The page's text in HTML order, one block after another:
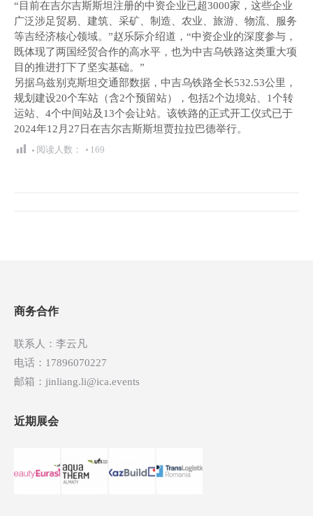
“目前在吉尔吉斯斯坦注册的中资企业已超3000家，这些企业
广泛涉足贸易、建筑、采矿、制造、农业、旅游、物流、服务
等吉经济核心领域。”赵乐际介绍道，“中资企业的深度参与，
既体现了两国经贸合作的高水平，也为中吉乌铁路这类重大项
目的推进打下了坚实基础。”
另据乌兹别克斯坦交通部数据，中吉乌铁路全长532.53公里，
规划建设20个车站（含2个预留站），包括2个边境站、1个转
运站、4个中间站及13个会让站。该铁路的正式开工仪式已于
2024年12月27日在吉尔吉斯斯坦贾拉拉巴德举行。
阅读人数： 169
航
商务合作
联系人：李云凡
电话：17896070227
邮箱：jinliang.li@ica.events
近期展会